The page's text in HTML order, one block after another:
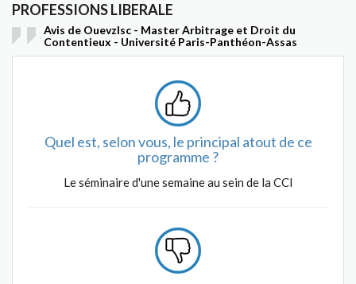
PROFESSIONS LIBERALE
Avis de Ouevzlsc - Master Arbitrage et Droit du
Contentieux - Université Paris-Panthéon-Assas
Quel est, selon vous, le principal atout de ce
programme ?
Le séminaire d'une semaine au sein de la CCI